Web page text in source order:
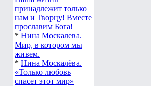
принадлежит только
нам и Творцу! Вместе
прославим Бога!
* Нина Москалева.
Мир, в котором мы
живем.
* Нина Москалёва.
«Только любовь
спасет этот мир»